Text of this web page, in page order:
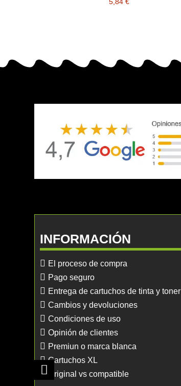
5,84 €
INFORMACIÓN
El proceso de compra
Pago seguro
Entrega de cartuchos de tinta y toner
Cambios y devoluciones
Condiciones de uso
Opinión de clientes
Premiun o marca blanca
Cartuchos XL
Original vs compatible